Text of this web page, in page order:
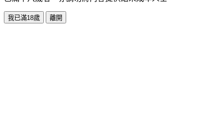
我已滿18歲 離開